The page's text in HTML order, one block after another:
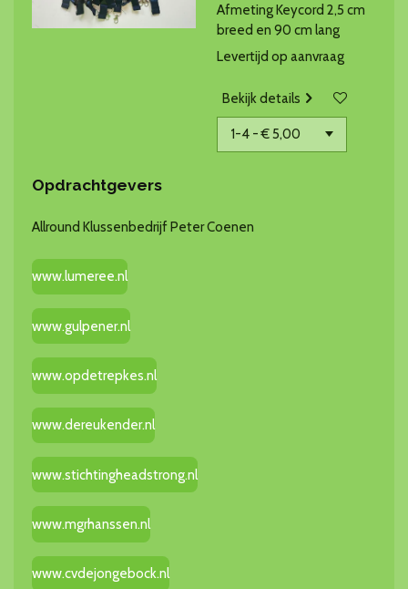
Afmeting Keycord 2,5 cm
breed en 90 cm lang
Levertijd op aanvraag
Bekijk details
Opdrachtgevers
Allround Klussenbedrijf Peter Coenen
www.lumeree.nl
www.gulpener.nl
www.opdetrepkes.nl
www.dereukender.nl
www.stichtingheadstrong.nl
www.mgrhanssen.nl
www.cvdejongebock.nl